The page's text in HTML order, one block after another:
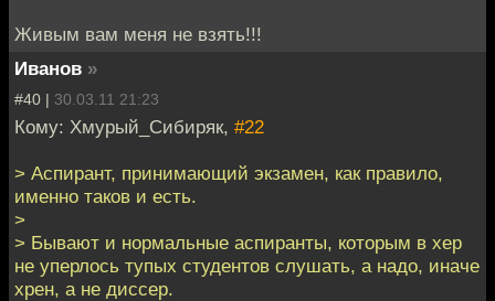
Живым вам меня не взять!!!
Иванов »
#40 | 30.03.11 21:23
Кому: Хмурый_Сибиряк, #22
> Аспирант, принимающий экзамен, как правило,
именно таков и есть.
>
> Бывают и нормальные аспиранты, которым в хер
не уперлось тупых студентов слушать, а надо, иначе
хрен, а не диссер.